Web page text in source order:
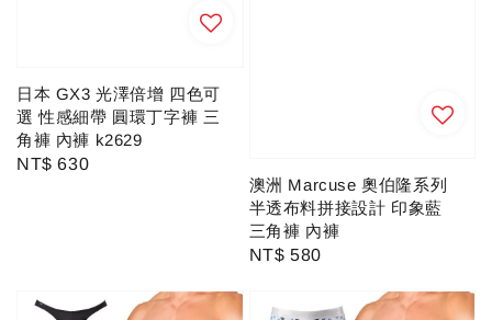
日本 GX3 光澤倍增 四色可
選 性感細帶 圓環丁字褲 三
角褲 內褲 k2629
Regular
NT$ 630
澳洲 Marcuse 奧伯隆系列
半透布料拼接設計 印象藍
三角褲 內褲
Regular
NT$ 580